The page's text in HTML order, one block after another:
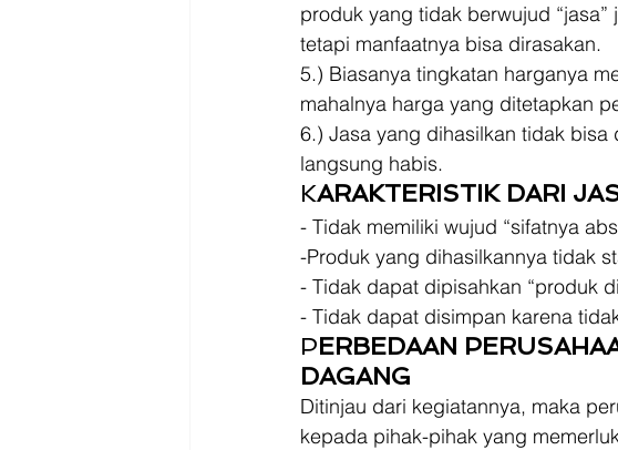
produk yang tidak berwujud
tetapi manfaatnya bisa dirasakan.
5.) Biasanya tingkatan harganya
mahalnya harga yang ditetapkan
6.) Jasa yang dihasilkan tidak
langsung habis.
KARAKTERISTIK DARI
- Tidak memiliki wujud “sifatnya
-Produk yang dihasilkannya tidak
- Tidak dapat dipisahkan “produk
- Tidak dapat disimpan karena
PERBEDAAN
DAGANG
Ditinjau dari kegiatannya, maka
kepada pihak-pihak yang